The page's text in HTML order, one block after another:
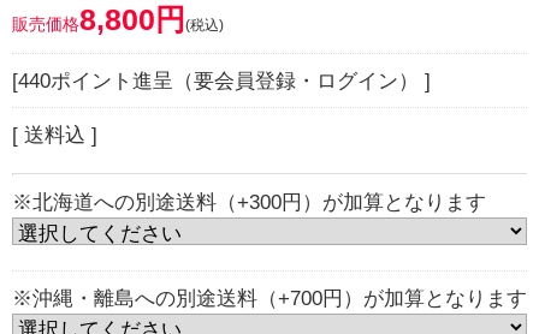
販売価格8,800円 (税込)
[440ポイント進呈（要会員登録・ログイン） ]
[ 送料込 ]
※北海道への別途送料（+300円）が加算となります
※沖縄・離島への別途送料（+700円）が加算となります